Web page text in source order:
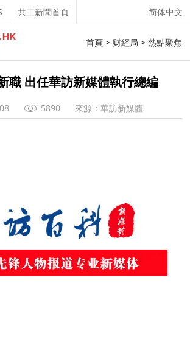
共工新聞首頁 简体中文
首頁> 财經局 > 熱點聚焦
職 出任華訪新媒體執行總編
5890 來源：華訪新媒體